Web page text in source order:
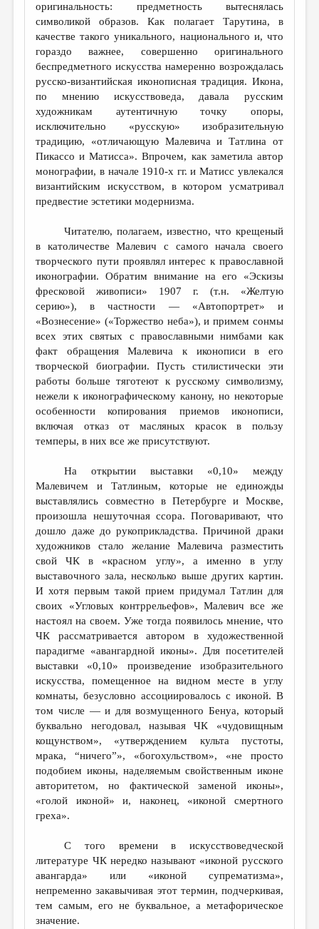
оригинальность: предметность вытеснялась
символикой образов. Как полагает Тарутина, в
качестве такого уникального, национального и, что
гораздо важнее, совершенно оригинального
беспредметного искусства намеренно возрождалась
русско-византийская иконописная традиция. Икона,
по мнению искусствоведа, давала русским
художникам аутентичную точку опоры,
исключительно «русскую» изобразительную
традицию, «отличающую Малевича и Татлина от
Пикассо и Матисса». Впрочем, как заметила автор
монографии, в начале 1910-х гг. и Матисс увлекался
византийским искусством, в котором усматривал
предвестие эстетики модернизма.
Читателю, полагаем, известно, что крещеный
в католичестве Малевич с самого начала своего
творческого пути проявлял интерес к православной
иконографии. Обратим внимание на его «Эскизы
фресковой живописи» 1907 г. (т.н. «Желтую
серию»), в частности — «Автопортрет» и
«Вознесение» («Торжество неба»), и примем сонмы
всех этих святых с православными нимбами как
факт обращения Малевича к иконописи в его
творческой биографии. Пусть стилистически эти
работы больше тяготеют к русскому символизму,
нежели к иконографическому канону, но некоторые
особенности копирования приемов иконописи,
включая отказ от масляных красок в пользу
темперы, в них все же присутствуют.
На открытии выставки «0,10» между
Малевичем и Татлиным, которые не единожды
выставлялись совместно в Петербурге и Москве,
произошла нешуточная ссора. Поговаривают, что
дошло даже до рукоприкладства. Причиной драки
художников стало желание Малевича разместить
свой ЧК в «красном углу», а именно в углу
выставочного зала, несколько выше других картин.
И хотя первым такой прием придумал Татлин для
своих «Угловых контррельефов», Малевич все же
настоял на своем. Уже тогда появилось мнение, что
ЧК рассматривается автором в художественной
парадигме «авангардной иконы». Для посетителей
выставки «0,10» произведение изобразительного
искусства, помещенное на видном месте в углу
комнаты, безусловно ассоциировалось с иконой. В
том числе — и для возмущенного Бенуа, который
буквально негодовал, называя ЧК «чудовищным
кощунством», «утверждением культа пустоты,
мрака, “ничего”», «богохульством», «не просто
подобием иконы, наделяемым свойственным иконе
авторитетом, но фактической заменой иконы»,
«голой иконой» и, наконец, «иконой смертного
греха».
С того времени в искусствоведческой
литературе ЧК нередко называют «иконой русского
авангарда» или «иконой супрематизма»,
непременно закавычивая этот термин, подчеркивая,
тем самым, его не буквальное, а метафорическое
значение.